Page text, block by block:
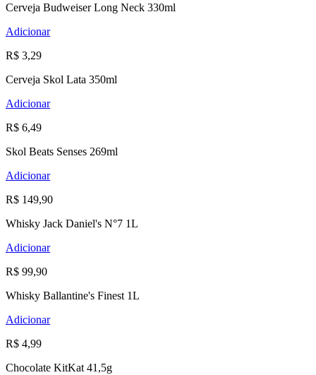
Cerveja Budweiser Long Neck 330ml
Adicionar
R$ 3,29
Cerveja Skol Lata 350ml
Adicionar
R$ 6,49
Skol Beats Senses 269ml
Adicionar
R$ 149,90
Whisky Jack Daniel's N°7 1L
Adicionar
R$ 99,90
Whisky Ballantine's Finest 1L
Adicionar
R$ 4,99
Chocolate KitKat 41,5g